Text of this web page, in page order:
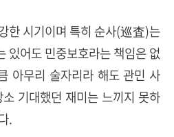
한 시기이며 특히 순사(巡査)는
있어도 민중보호라는 책임은 없
아무리 술자리라 해도 관민 사
기대했던 재미는 느끼지 못하
.